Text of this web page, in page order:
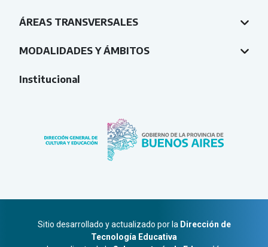
ÁREAS TRANSVERSALES
MODALIDADES Y ÁMBITOS
Institucional
Sitio desarrollado y actualizado por la Dirección de
Tecnología Educativa